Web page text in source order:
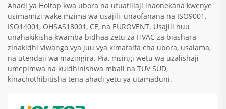
Ahadi ya Holtop kwa ubora na ufuatiliaji inaonekana kwenye
usimamizi wake mzima wa usajili, unaofanana na ISO9001,
ISO14001, OHSAS18001, CE, na EUROVENT. Usajili huu
unahakikisha kwamba bidhaa zetu za HVAC za biashara
zinakidhi viwango vya juu vya kimataifa cha ubora, usalama,
na utendaji wa mazingira. Pia, msingi wetu wa uzalishaji
umepimwa na kuidhinishwa mbali na TUV SUD,
kinachothibitisha tena ahadi yetu ya utamaduni.